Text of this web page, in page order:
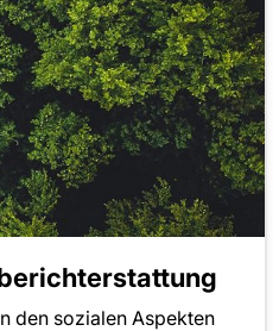
den sozialen Aspekten